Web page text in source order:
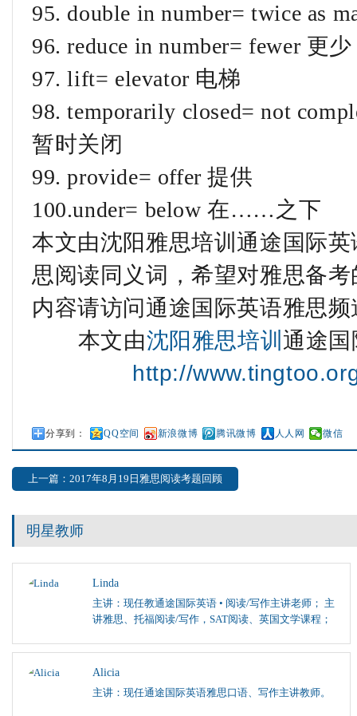
95. double in number= twice as
96. reduce in number= fewer 更少
97. lift= elevator 电梯
98. temporarily closed= not
暂时关闭
99. provide= offer 提供
100.under= below 在……之下
本文由沈阳雅思培训通途国际
思阅读同义词，希望对雅思备
内容请访问通途国际英语雅思频
本文由沈阳雅思培训 通途
http://
分享到： QQ空间 新浪微博 腾讯微博 人人网 微信
上一篇：2017年8月19日雅思阅读考题回顾
明星教师
Linda
主讲：现任教通途国际英语 • 阅读/写作主讲老师； 主
讲雅思、托福阅读/写作，SAT阅读、英国文学课程；
Alicia
主讲：现任通途国际英语雅思口语、写作主讲教师。